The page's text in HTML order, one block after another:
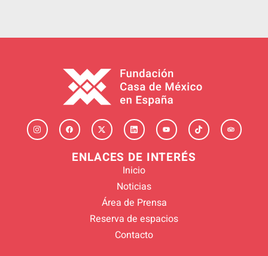
ENLACES DE INTERÉS
Inicio
Noticias
Área de Prensa
Reserva de espacios
Contacto